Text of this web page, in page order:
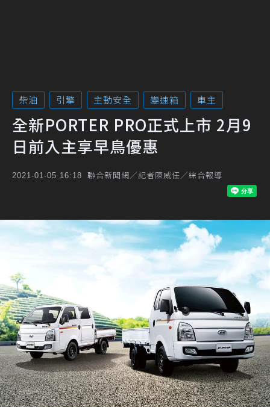
柴油 引擎 主動安全 變速箱 車主
全新PORTER PRO正式上市 2月9
日前入主享早鳥優惠
2021-01-05 16:18 聯合新聞網／記者陳威任／綜合報導